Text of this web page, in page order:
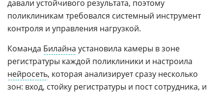
давали устойчивого результата, поэтому
поликлиникам требовался системный инструмент
контроля и управления нагрузкой.
Команда Билайна установила камеры в зоне
регистратуры каждой поликлиники и настроила
нейросеть, которая анализирует сразу несколько
зон: вход, стойку регистратуры и пост сотрудника, и